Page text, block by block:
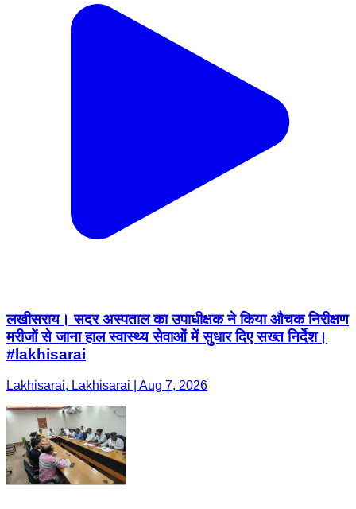
लखीसराय। सदर अस्पताल का उपाधीक्षक ने किया औचक निरीक्षण
मरीजों से जाना हाल स्वास्थ्य सेवाओं में सुधार दिए सख्त निर्देश।
#lakhisarai
Lakhisarai, Lakhisarai | Aug 7, 2026